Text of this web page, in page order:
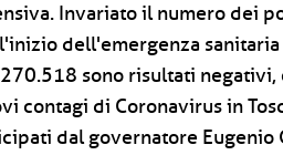
Invariato il numero dei
dell'emergenza
sono risultati negativi,
contagi di Coronavirus in
dal governatore Eugenio